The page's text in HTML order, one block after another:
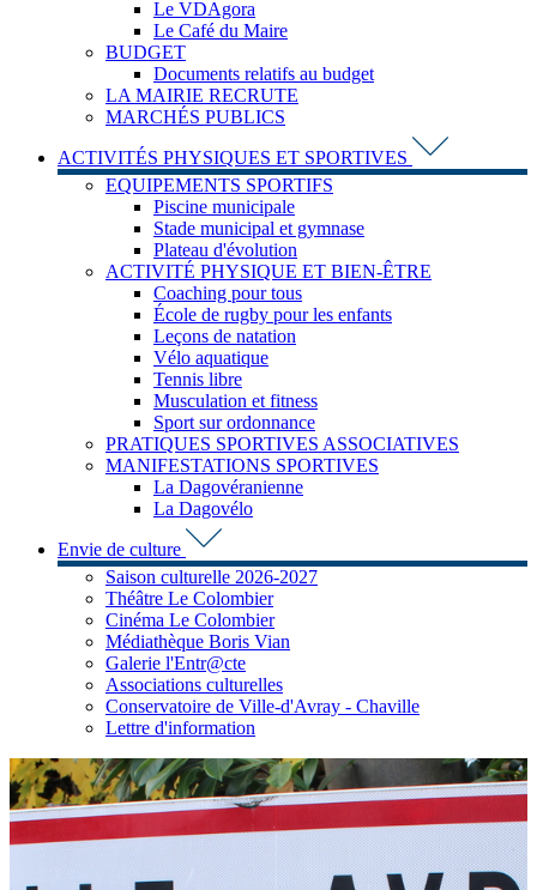
Le VDAgora
Le Café du Maire
BUDGET
Documents relatifs au budget
LA MAIRIE RECRUTE
MARCHÉS PUBLICS
ACTIVITÉS PHYSIQUES ET SPORTIVES
EQUIPEMENTS SPORTIFS
Piscine municipale
Stade municipal et gymnase
Plateau d'évolution
ACTIVITÉ PHYSIQUE ET BIEN-ÊTRE
Coaching pour tous
École de rugby pour les enfants
Leçons de natation
Vélo aquatique
Tennis libre
Musculation et fitness
Sport sur ordonnance
PRATIQUES SPORTIVES ASSOCIATIVES
MANIFESTATIONS SPORTIVES
La Dagovéranienne
La Dagovélo
Envie de culture
Saison culturelle 2026-2027
Théâtre Le Colombier
Cinéma Le Colombier
Médiathèque Boris Vian
Galerie l'Entr@cte
Associations culturelles
Conservatoire de Ville-d'Avray - Chaville
Lettre d'information